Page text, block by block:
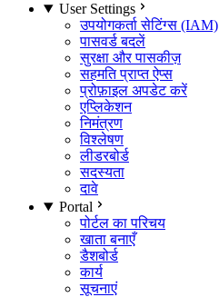
User Settings
उपयोगकर्ता सेटिंग्स (IAM)
पासवर्ड बदलें
सुरक्षा और पासकीज़
सहमति प्राप्त ऐप्स
प्रोफ़ाइल अपडेट करें
एप्लिकेशन
निमंत्रण
विश्लेषण
लीडरबोर्ड
सदस्यता
दावे
Portal
पोर्टल का परिचय
खाता बनाएँ
डैशबोर्ड
कार्य
सूचनाएं